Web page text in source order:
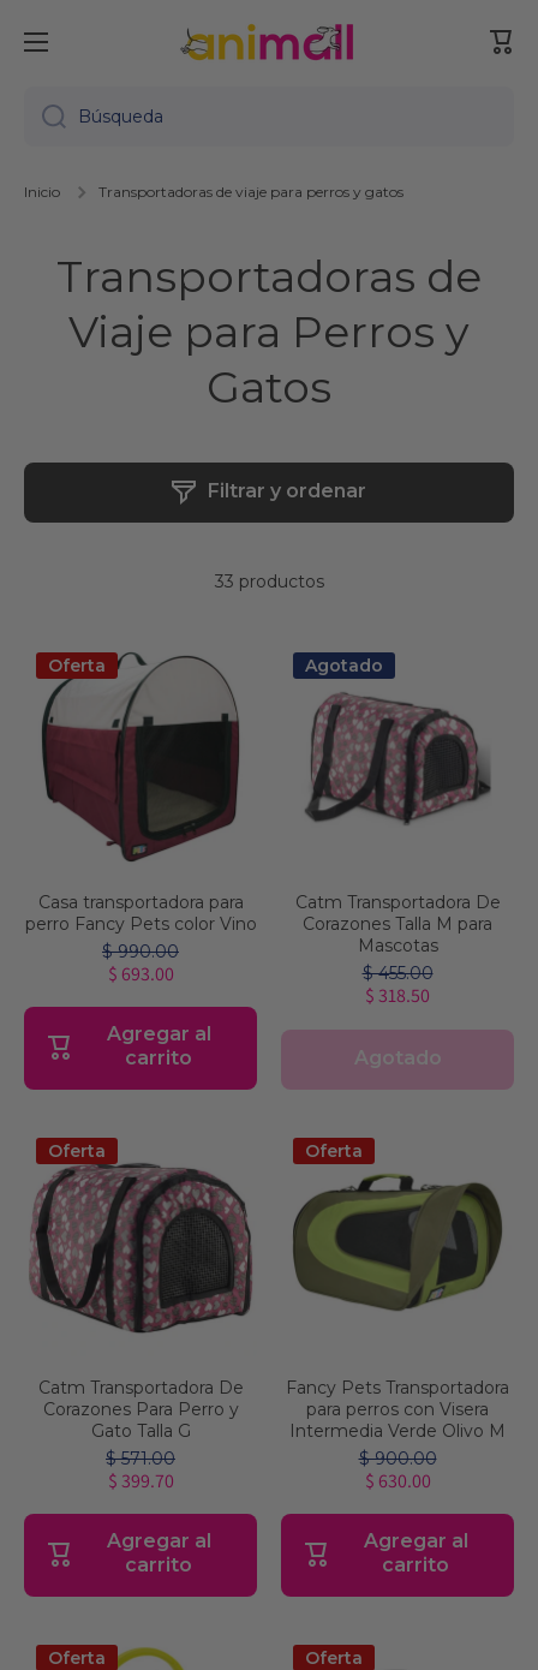
Ir directamente al contenido
Búsqueda
Inicio Transportadoras de viaje para perros y gatos
Transportadoras de
Viaje para Perros y
Gatos
Filtrar y ordenar
33 productos
Oferta
Casa transportadora para
perro Fancy Pets color Vino
$ 990.00
$ 693.00
Agregar al
carrito
Agotado
Catm Transportadora De
Corazones Talla M para
Mascotas
$ 455.00
$ 318.50
Agotado
Oferta
Catm Transportadora De
Corazones Para Perro y
Gato Talla G
$ 571.00
$ 399.70
Agregar al
carrito
Oferta
Fancy Pets Transportadora
para perros con Visera
Intermedia Verde Olivo M
$ 900.00
$ 630.00
Agregar al
carrito
Oferta Oferta